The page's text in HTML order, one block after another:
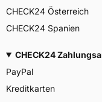
CHECK24 Österreich
CHECK24 Spanien
CHECK24
PayPal
Kreditkarten